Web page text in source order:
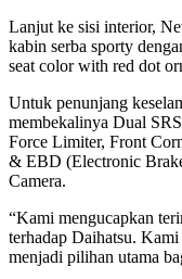
Lanjut ke sisi interior,
kabin serba sporty
seat color with red dot
Untuk penunjang
membekalinya Dual
Force Limiter, Front
& EBD (Electronic
Camera.
“Kami mengucapkan
terhadap Daihatsu.
menjadi pilihan utama